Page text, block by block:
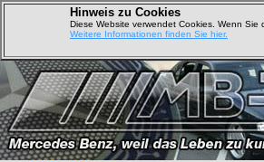
Hinweis zu Cookies
Diese Website verwendet Cookies. Wenn
Weitere Informationen finden Sie hier.